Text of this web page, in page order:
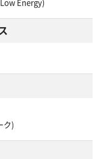
Energy)
ク)